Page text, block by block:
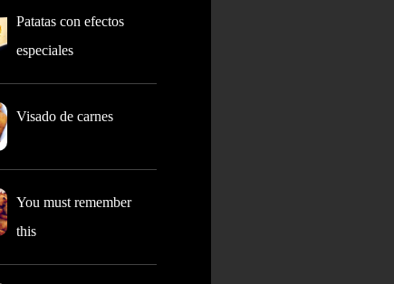
Patatas con efectos
especiales
Visado de carnes
You must remember
this